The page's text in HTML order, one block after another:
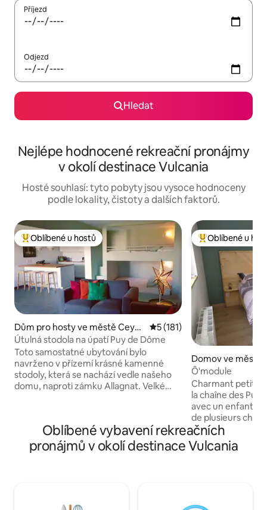
Příjezd
Odjezd
Hledat
Nejlépe hodnocené rekreační pronájmy
v okolí destinace Vulcania
Hosté souhlasí: tyto pobyty jsou vysoce hodnoceny
podle lokality, čistoty a dalších faktorů.
Nejlepší v kategorii Oblíbené u hostů
Oblíbené u hostů
Dům pro hosty ve městě Ceyss
at
Průměrné hodnocení 5 z 5,
5 (181)
Útulná stodola na úpatí Puy de Dôme
Toto samostatné ubytování bylo
navrženo v přízemí krásné kamenné
stodoly, která se nachází vedle našeho
domu, naproti zámku Allagnat. Velké
lesa proslulého svými nádhernými
bukovými lesy, je ovládán středověkým
zámkem a obklopen mnoha turistickými
Nejlepší v
Oblíbené u
Domov ve městě
Ô'module
Charmant petit
la chaîne des
avec un enfant.
de plusieurs
VTT. Le musée de la Ruche des Puys est
à 200 m. Il se trouve à environ 5min en
voiture de
Oblíbené vybavení rekreačních
pronájmů v okolí destinace Vulcania